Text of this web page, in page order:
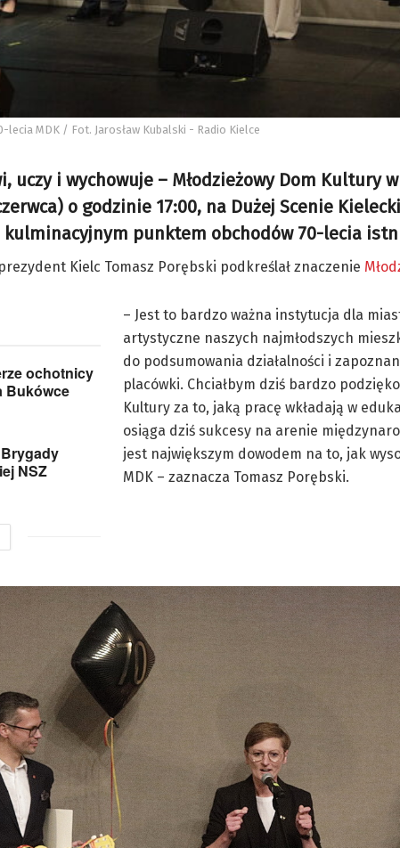
lecia MDK / Fot. Jarosław Kubalski - Radio Kielce
uczy i wychowuje – Młodzieżowy Dom Kultury
o godzinie 17:00, na Dużej Scenie
kulminacyjnym punktem obchodów 70-lecia
Kielc Tomasz Porębski podkreślał znaczenie
ochotnicy
Bukówce
NSZ
– Jest to bardzo ważna instytucja dla
artystyczne naszych najmłodszych
do podsumowania działalności i
placówki. Chciałbym dziś bardzo
Kultury za to, jaką pracę wkładają w
osiąga dziś sukcesy na arenie
jest największym dowodem na to, jak
MDK – zaznacza Tomasz Porębski.